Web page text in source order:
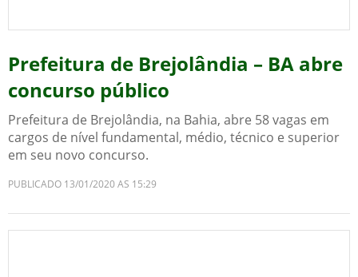
Prefeitura de Brejolândia – BA abre
concurso público
Prefeitura de Brejolândia, na Bahia, abre 58 vagas em
cargos de nível fundamental, médio, técnico e superior
em seu novo concurso.
PUBLICADO 13/01/2020 AS 15:29